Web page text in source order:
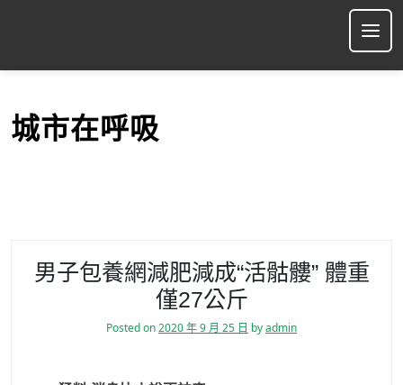
p
城市在呼吸
男子包養網減肥減成“活骷髏” 體重
僅27公斤
Posted on2020 年 9 月 25 日 byadmin